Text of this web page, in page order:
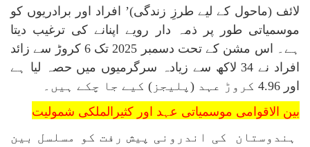
لائف (ماحول کے لیے طرزِ زندگی)’ افراد اور برادریوں کو
موسمیاتی طور پر ذمہ دار رویے اپنانے کی ترغیب دیتا
ہے۔ اس مشن کے تحت دسمبر 2025 تک 6 کروڑ سے زائد
افراد نے 34 لاکھ سے زیادہ سرگرمیوں میں حصہ لیا ہے
اور 4.96 کروڑ عہد (پلیجز) کیے جا چکے ہیں۔
بین الاقوامی موسمیاتی عہد اور کثیرالملکی شمولیت
ہندوستان کی اندرونی پیش رفت کو مسلسل بین